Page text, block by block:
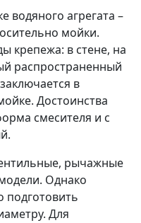
водяного агрегата –
мойки.
крепежа: в стене, на
распространенный
в
Достоинства
смесителя и с
рычажные
Однако
подготовить
Для